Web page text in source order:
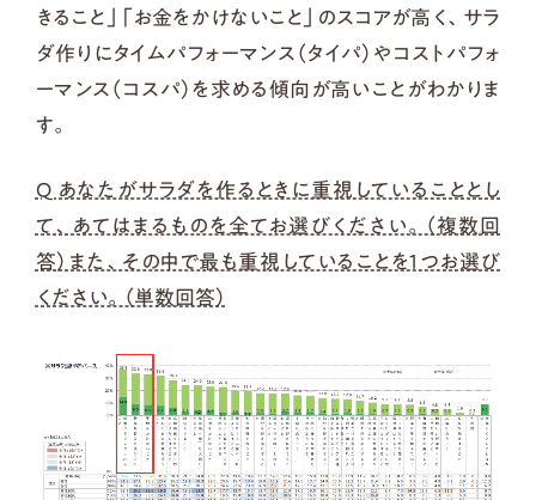
きること」「お金をかけないこと」のスコアが高く、サラ
ダ作りにタイムパフォーマンス（タイパ）やコストパフォ
ーマンス（コスパ）を求める傾向が高いことがわかりま
す。
Q あなたがサラダを作るときに重視していることとし
て、あてはまるものを全てお選びください。（複数回
答）また、その中で最も重視していることを１つお選び
ください。（単数回答）